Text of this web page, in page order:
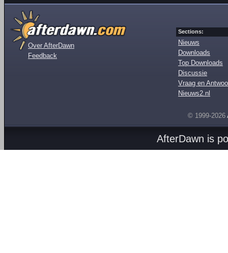
Over AfterDawn
Feedback
Sections:
Nieuws
Downloads
Top Downloads
Discussie
Vraag en
Nieuws2.nl
© 1999-2026
AfterDawn is